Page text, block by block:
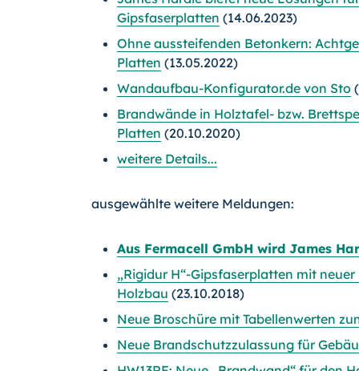
Gipsfaserplatten (14.06.2023)
Ohne aussteifenden Betonkern:
Platten (13.05.2022)
Wandaufbau-Konfigurator.de von Sto
Brandwände in Holztafel- bzw.
Platten (20.10.2020)
weitere Details...
ausgewählte weitere Meldungen:
Aus Fermacell GmbH wird James
„Rigidur H“-Gipsfaserplatten mit
Holzbau (23.10.2018)
Neue Broschüre mit Tabellenwerten
Neue Brandschutzzulassung für